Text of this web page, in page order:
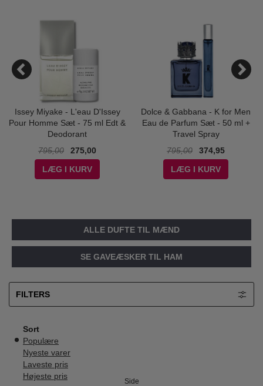
Issey Miyake - L'eau D'Issey
Pour Homme Sæt - 75 ml Edt &
Deodorant
795,00
275,00
LÆG I KURV
Dolce & Gabbana - K for Men
Eau de Parfum Sæt - 50 ml +
Travel Spray
795,00
374,95
LÆG I KURV
ALLE DUFTE TIL MÆND
SE GAVEÆSKER TIL HAM
FILTERS
Sort
Populære
Nyeste varer
Laveste pris
Højeste pris
Side